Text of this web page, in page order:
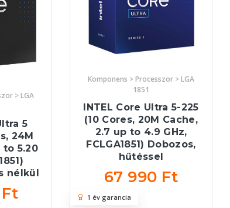
> LGA
5
24M
to 5.20
nélkül
Komponens > Processzor > LGA
1851
INTEL Core Ultra 5-225
(10 Cores, 20M Cache,
2.7 up to 4.9 GHz,
FCLGA1851) Dobozos,
hűtéssel
67 990 Ft
1 év garancia